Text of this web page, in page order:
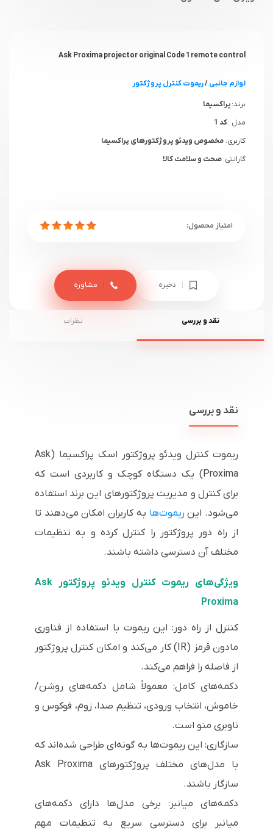
Ask Proxima projector original Code 1 remote control
لوازم جانبی/ریموت کنترل پروژکتور
برند:پراکسیما
مدل :کد 1
کاربری: مخصوص ویدئو پروژکتورهای پراکسیما
گارانتی:صحت و سلامت کالا
ذخیره مشاوره
نقد و بررسی نظرات
نقد و بررسی
ریموت کنترل ویدئو پروژکتور اسک پراکسیما (Ask
Proxima) یک دستگاه کوچک و کاربردی است که
برای کنترل و مدیریت پروژکتورهای این برند استفاده
می‌شود. این ریموت‌ها به کاربران امکان می‌دهند تا
از راه دور پروژکتور را کنترل کرده و به تنظیمات
مختلف آن دسترسی داشته باشند.
ویژگی‌های ریموت کنترل ویدئو پروژکتور Ask
Proxima
کنترل از راه دور: این ریموت با استفاده از فناوری
مادون قرمز (IR) کار می‌کند و امکان کنترل پروژکتور
از فاصله را فراهم می‌کند.
دکمه‌های کامل: معمولاً شامل دکمه‌های روشن/
خاموش، انتخاب ورودی، تنظیم صدا، زوم، فوکوس و
ناوبری منو است.
سازگاری: این ریموت‌ها به گونه‌ای طراحی شده‌اند که
با مدل‌های مختلف پروژکتورهای Ask Proxima
سازگار باشند.
دکمه‌های میانبر: برخی مدل‌ها دارای دکمه‌های
میانبر برای دسترسی سریع به تنظیمات مهم